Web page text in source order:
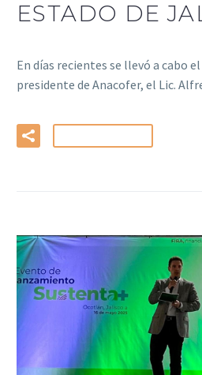
ESTADO DE
En días recientes se llevó a cabo
presidente de Anacofer, el Lic.